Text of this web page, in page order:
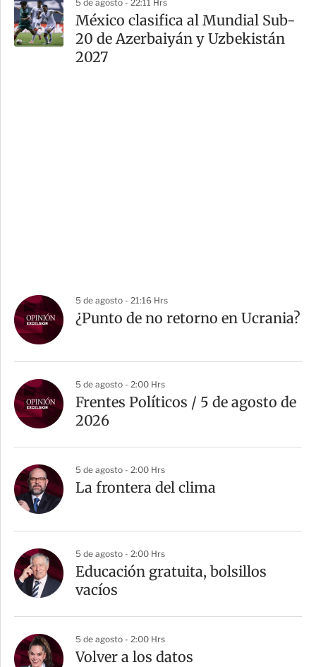
5 de agosto - 22:11 Hrs
México clasifica al Mundial Sub-
20 de Azerbaiyán y Uzbekistán
2027
5 de agosto - 21:16 Hrs
¿Punto de no retorno en Ucrania?
5 de agosto - 2:00 Hrs
Frentes Políticos / 5 de agosto de
2026
5 de agosto - 2:00 Hrs
La frontera del clima
5 de agosto - 2:00 Hrs
Educación gratuita, bolsillos
vacíos
5 de agosto - 2:00 Hrs
Volver a los datos